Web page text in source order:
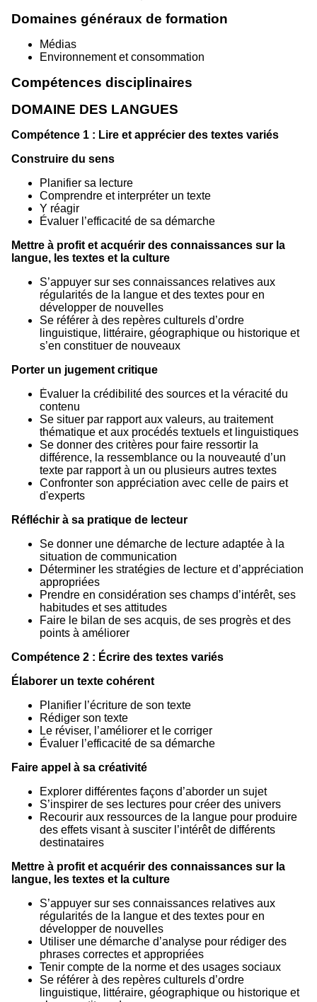
Domaines généraux de formation
Médias
Environnement et consommation
Compétences disciplinaires
DOMAINE DES LANGUES
Compétence 1 : Lire et apprécier des textes variés
Construire du sens
Planifier sa lecture
Comprendre et interpréter un texte
Y réagir
Évaluer l’efficacité de sa démarche
Mettre à profit et acquérir des connaissances sur la
langue, les textes et la culture
S’appuyer sur ses connaissances relatives aux
régularités de la langue et des textes pour en
développer de nouvelles
Se référer à des repères culturels d’ordre
linguistique, littéraire, géographique ou historique et
s’en constituer de nouveaux
Porter un jugement critique
Évaluer la crédibilité des sources et la véracité du
contenu
Se situer par rapport aux valeurs, au traitement
thématique et aux procédés textuels et linguistiques
Se donner des critères pour faire ressortir la
différence, la ressemblance ou la nouveauté d’un
texte par rapport à un ou plusieurs autres textes
Confronter son appréciation avec celle de pairs et
d'experts
Réfléchir à sa pratique de lecteur
Se donner une démarche de lecture adaptée à la
situation de communication
Déterminer les stratégies de lecture et d’appréciation
appropriées
Prendre en considération ses champs d’intérêt, ses
habitudes et ses attitudes
Faire le bilan de ses acquis, de ses progrès et des
points à améliorer
Compétence 2 : Écrire des textes variés
Élaborer un texte cohérent
Planifier l’écriture de son texte
Rédiger son texte
Le réviser, l’améliorer et le corriger
Évaluer l’efficacité de sa démarche
Faire appel à sa créativité
Explorer différentes façons d’aborder un sujet
S’inspirer de ses lectures pour créer des univers
Recourir aux ressources de la langue pour produire
des effets visant à susciter l’intérêt de différents
destinataires
Mettre à profit et acquérir des connaissances sur la
langue, les textes et la culture
S’appuyer sur ses connaissances relatives aux
régularités de la langue et des textes pour en
développer de nouvelles
Utiliser une démarche d’analyse pour rédiger des
phrases correctes et appropriées
Tenir compte de la norme et des usages sociaux
Se référer à des repères culturels d’ordre
linguistique, littéraire, géographique ou historique et